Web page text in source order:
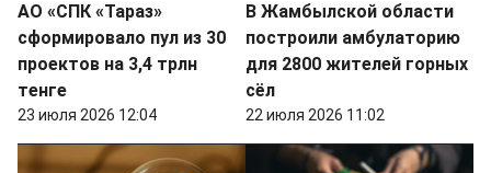
АО «СПК «Тараз»
сформировало пул из 30
проектов на 3,4 трлн
тенге
23 июля 2026 12:04
В Жамбылской области
построили амбулаторию
для 2800 жителей горных
сёл
22 июля 2026 11:02